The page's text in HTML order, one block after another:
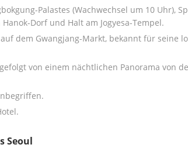
Palastes (Wachwechsel um 10 Uhr),
Dorf und Halt am Jogyesa-Tempel.
dem Gwangjang-Markt, bekannt für seine
von einem nächtlichen Panorama von
Seoul